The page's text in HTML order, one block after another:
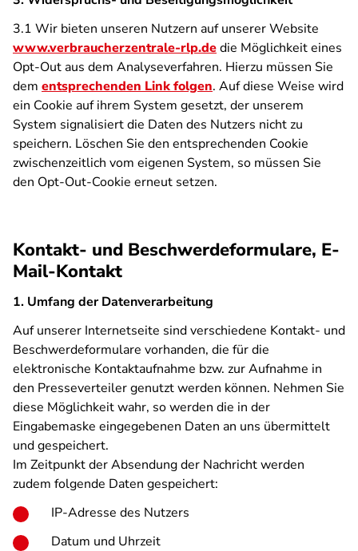
3.1 Wir bieten unseren Nutzern auf unserer Website
www.verbraucherzentrale-rlp.dedie Möglichkeit eines
Opt-Out aus dem Analyseverfahren. Hierzu müssen Sie
dem entsprechenden Link folgen. Auf diese Weise wird
ein Cookie auf ihrem System gesetzt, der unserem
System signalisiert die Daten des Nutzers nicht zu
speichern. Löschen Sie den entsprechenden Cookie
zwischenzeitlich vom eigenen System, so müssen Sie
den Opt-Out-Cookie erneut setzen.
Kontakt- und Beschwerdeformulare, E-
Mail-Kontakt
1. Umfang der Datenverarbeitung
Auf unserer Internetseite sind verschiedene Kontakt- und
Beschwerdeformulare vorhanden, die für die
elektronische Kontaktaufnahme bzw. zur Aufnahme in
den Presseverteiler genutzt werden können. Nehmen Sie
diese Möglichkeit wahr, so werden die in der
Eingabemaske eingegebenen Daten an uns übermittelt
und gespeichert.
Im Zeitpunkt der Absendung der Nachricht werden
zudem folgende Daten gespeichert:
IP-Adresse des Nutzers
Datum und Uhrzeit